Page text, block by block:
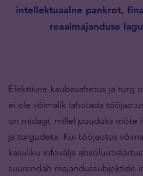
intellektuaalne pankrot,
reaalmajanduse
Efektiivne kaubavahetus ja turg
ei ole võimalik lahutada
on midagi, millel puuduks mõte
ja turgudeta. Kui tööjaotus
kasuliku infovälja
suurendab majandussubjektide